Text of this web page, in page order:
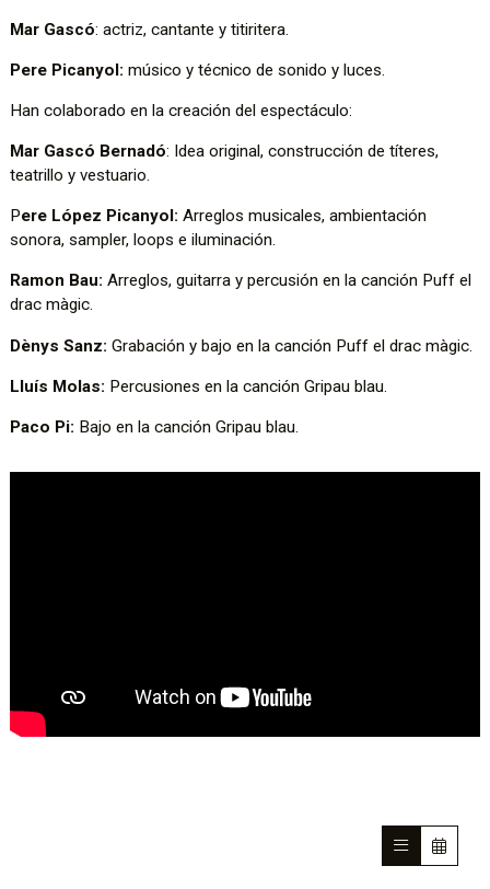
Mar Gascó: actriz, cantante y titiritera.
Pere Picanyol: músico y técnico de sonido y luces.
Han colaborado en la creación del espectáculo:
Mar Gascó Bernadó: Idea original, construcción de títeres,
teatrillo y vestuario.
Pere López Picanyol: Arreglos musicales, ambientación
sonora, sampler, loops e iluminación.
Ramon Bau: Arreglos, guitarra y percusión en la canción Puff el
drac màgic.
Dènys Sanz: Grabación y bajo en la canción Puff el drac màgic.
Lluís Molas: Percusiones en la canción Gripau blau.
Paco Pi: Bajo en la canción Gripau blau.